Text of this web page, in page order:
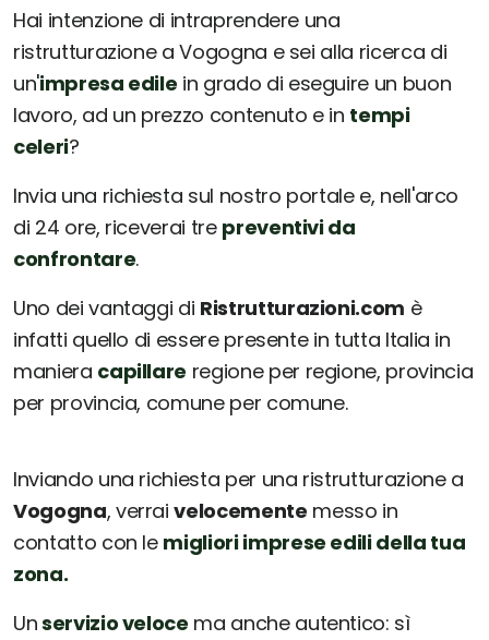
Hai intenzione di intraprendere una
ristrutturazione a Vogogna e sei alla ricerca di
un'impresa edile in grado di eseguire un buon
lavoro, ad un prezzo contenuto e in tempi
celeri?
Invia una richiesta sul nostro portale e, nell'arco
di 24 ore, riceverai tre preventivi da
confrontare.
Uno dei vantaggi di Ristrutturazioni.com è
infatti quello di essere presente in tutta Italia in
maniera capillare regione per regione, provincia
per provincia, comune per comune.
Inviando una richiesta per una ristrutturazione a
Vogogna, verraivelocemente messo in
contatto con le migliori imprese edili della tua
zona.
Unservizio veloce ma anche autentico: sì